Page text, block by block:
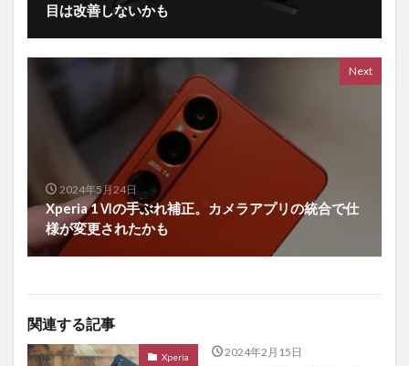
目は改善しないかも
Next
2024年5月24日
Xperia 1Ⅵの手ぶれ補正。カメラアプリの統合で仕
様が変更されたかも
関連する記事
Xperia 2024年2月15日